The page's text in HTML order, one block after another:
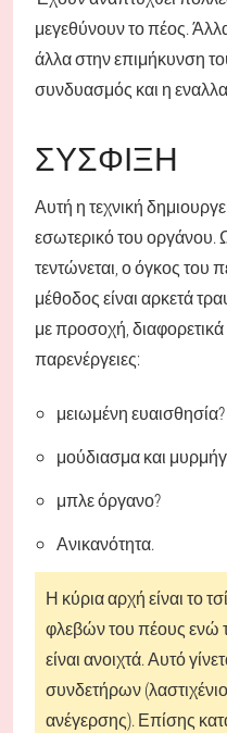
μεγεθύνουν το πέος.
άλλα στην επιμήκυνση
συνδυασμός και η
ΣΎΣΦΙΞΗ
Αυτή η τεχνική
εσωτερικό του οργάνου.
τεντώνεται, ο όγκος του
μέθοδος είναι αρκετά
με προσοχή,
παρενέργειες:
μειωμένη ευαισθησία?
μούδιασμα και
μπλε όργανο?
Ανικανότητα.
Η κύρια αρχή είναι το
φλεβών του πέους ενώ
είναι ανοιχτά. Αυτό
συνδετήρων
ανέγερσης). Επίσης